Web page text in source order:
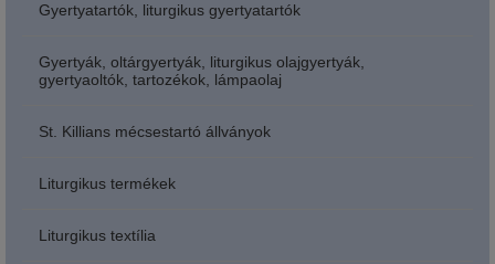
Gyertyatartók, liturgikus gyertyatartók
Gyertyák, oltárgyertyák, liturgikus olajgyertyák,
gyertyaoltók, tartozékok, lámpaolaj
St. Killians mécsestartó állványok
Liturgikus termékek
Liturgikus textília